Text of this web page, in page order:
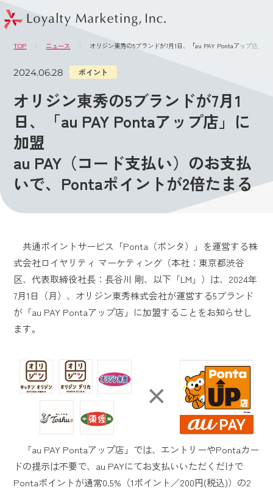
TOP ニュース オリジン東秀の5ブランドが7月1日、「au PAY Pontaアップ店」
2024.06.28 ポイント
オリジン東秀の5ブランドが7月1
日、「au PAY Pontaアップ店」に
加盟
au PAY（コード支払い）のお支払
いで、Pontaポイントが2倍たまる
共通ポイントサービス「Ponta（ポンタ）」を運営する株
式会社ロイヤリティ マーケティング（本社：東京都渋谷
区、代表取締役社長：長谷川 剛、以下「LM」）は、2024年
7月1日（月）、オリジン東秀株式会社が運営する5ブランド
が「au PAY Pontaアップ店」に加盟することをお知らせし
ます。
「au PAY Pontaアップ店」では、エントリーやPontaカー
ドの提示は不要で、au PAYにてお支払いいただくだけで
Pontaポイントが通常0.5%（1ポイント／200円(税込)）の2